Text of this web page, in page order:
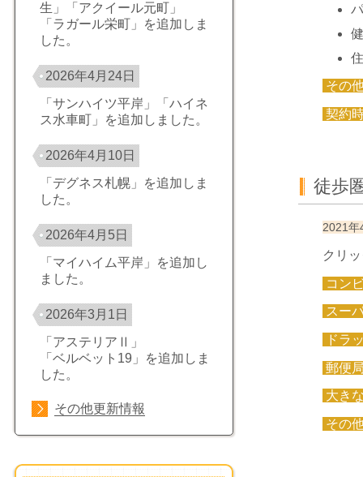
その
契約
徒歩
2021年
クリ
コン
スー
ドラ
郵便
大き
その
生」「アクイール元町」
「ラガール栄町」を追加しま
した。
2026年4月24日
「サンハイツ平岸」「ハイネ
ス水車町」を追加しました。
2026年4月10日
「デグネス札幌」を追加しま
した。
2026年4月5日
「マイハイム平岸」を追加し
ました。
2026年3月1日
「アステリアⅡ」
「ベルベット19」を追加しま
した。
その他更新情報